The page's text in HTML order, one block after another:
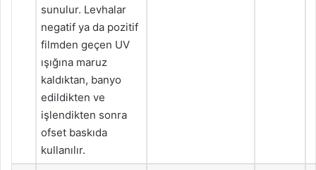
sunulur. Levhalar
negatif ya da pozitif
filmden geçen UV
ışığına maruz
kaldıktan, banyo
edildikten ve
işlendikten sonra
ofset baskıda
kullanılır.